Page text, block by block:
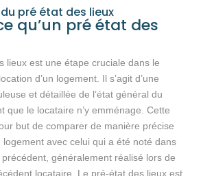
pré état des lieux
qu’un pré état des
lieux est une étape cruciale dans le
d’un logement. Il s’agit d’une
et détaillée de l’état général du
que le locataire n’y emménage. Cette
but de comparer de manière précise
logement avec celui qui a été noté dans
précédent, généralement réalisé lors de
locataire. Le pré-état des lieux est